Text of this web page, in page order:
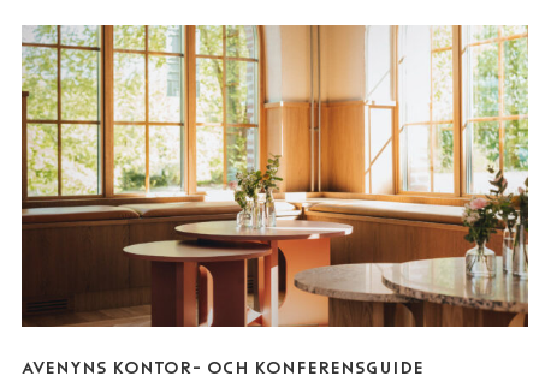
AVENYNS KONTOR- OCH KONFERENSGUIDE